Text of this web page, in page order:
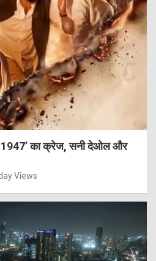
1947’ का क्रेज, सनी देओल और
Views